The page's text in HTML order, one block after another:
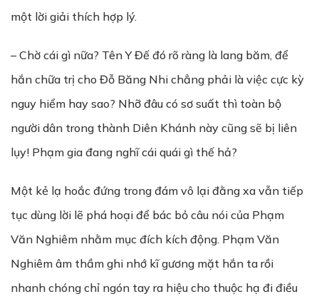
một lời giải thích hợp lý.
– Chờ cái gì nữa? Tên Y Đế đó rõ ràng là lang băm, để
hắn chữa trị cho Đỗ Băng Nhi chẳng phải là việc cực kỳ
nguy hiểm hay sao? Nhỡ đâu có sơ suất thì toàn bộ
người dân trong thành Diên Khánh này cũng sẽ bị liên
lụy! Phạm gia đang nghĩ cái quái gì thế hả?
Một kẻ lạ hoắc đứng trong đám vô lại đằng xa vẫn tiếp
tục dùng lời lẽ phá hoại để bác bỏ câu nói của Phạm
Văn Nghiêm nhằm mục đích kích động. Phạm Văn
Nghiêm âm thầm ghi nhớ kĩ gương mặt hắn ta rồi
nhanh chóng chỉ ngón tay ra hiệu cho thuộc hạ đi điều